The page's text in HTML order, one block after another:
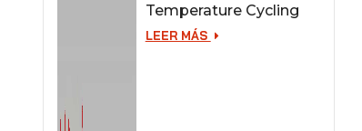
Temperature Cycling
Test Chamber
LEER MÁS